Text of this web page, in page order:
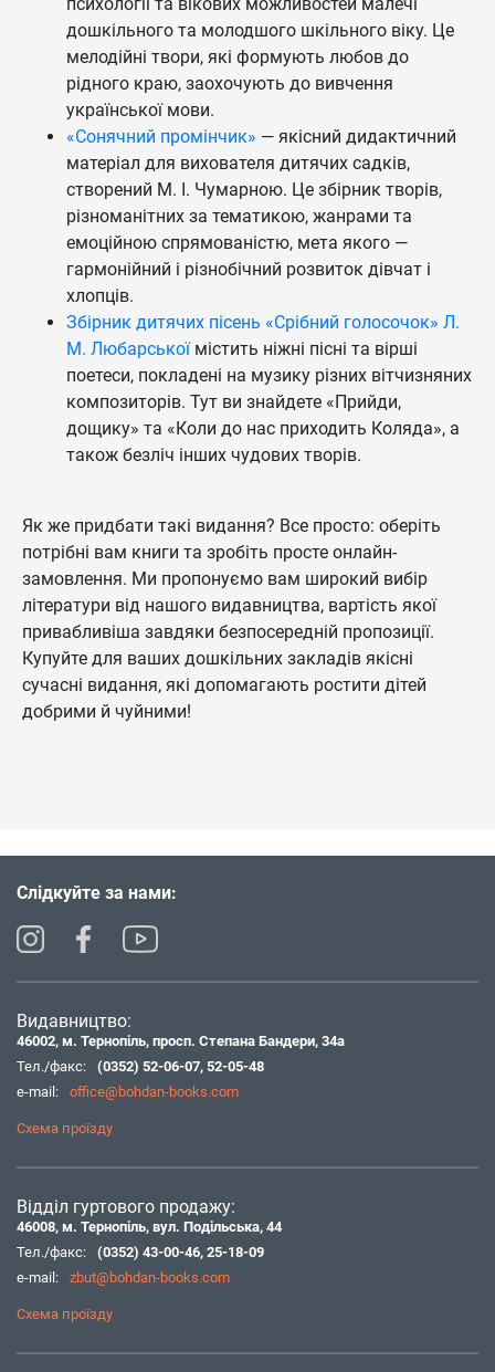
дошкільного та молодшого шкільного віку. Це
мелодійні твори, які формують любов до
рідного краю, заохочують до вивчення
української мови.
«Сонячний промінчик» — якісний дидактичний
матеріал для вихователя дитячих садків,
створений М. І. Чумарною. Це збірник творів,
різноманітних за тематикою, жанрами та
емоційною спрямованістю, мета якого —
гармонійний і різнобічний розвиток дівчат і
хлопців.
Збірник дитячих пісень «Срібний голосочок» Л.
М. Любарськоїмістить ніжні пісні та вірші
поетеси, покладені на музику різних вітчизняних
композиторів. Тут ви знайдете «Прийди,
дощику» та «Коли до нас приходить Коляда», а
також безліч інших чудових творів.
Як же придбати такі видання? Все просто: оберіть
потрібні вам книги та зробіть просте онлайн-
замовлення. Ми пропонуємо вам широкий вибір
літератури від нашого видавництва, вартість якої
привабливіша завдяки безпосередній пропозиції.
Купуйте для ваших дошкільних закладів якісні
сучасні видання, які допомагають ростити дітей
добрими й чуйними!
Слідкуйте за нами:
Видавництво:
46002, м. Тернопіль, просп. Степана Бандери, 34а
Тел./факс:
(0352) 52-06-07, 52-05-48
e-mail:
office@bohdan-books.com
Схема проїзду
Відділ гуртового продажу:
46008, м. Тернопіль, вул. Подільська, 44
Тел./факс:
(0352) 43-00-46, 25-18-09
e-mail:
zbut@bohdan-books.com
Схема проїзду